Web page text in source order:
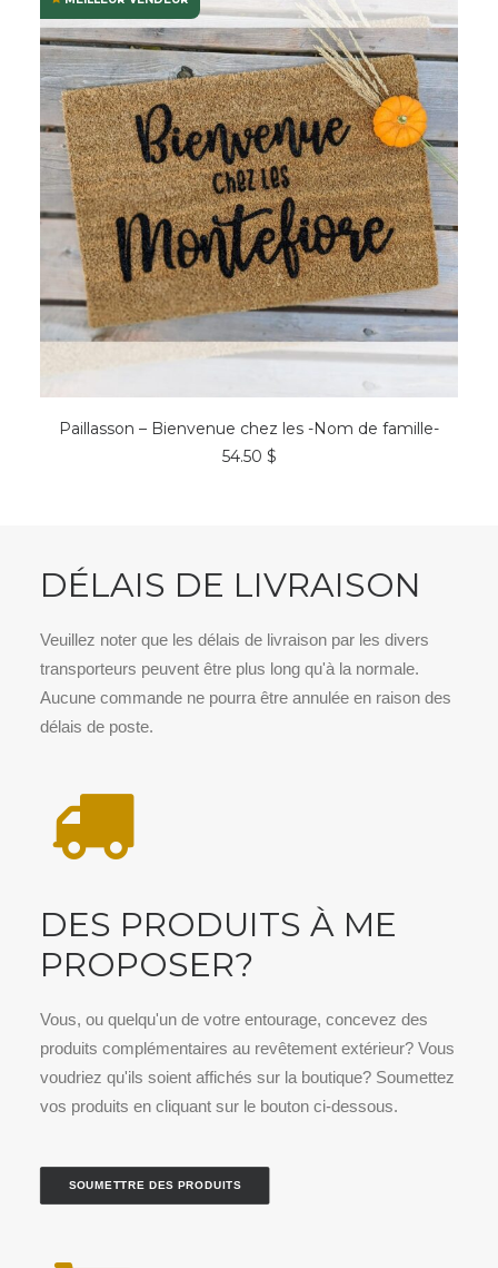
CHOIX DES OPTIONS
Paillasson – Bienvenue chez les -Nom de famille-
54.50 $
DÉLAIS DE LIVRAISON
Veuillez noter que les délais de livraison par les divers
transporteurs peuvent être plus long qu'à la normale.
Aucune commande ne pourra être annulée en raison des
délais de poste.
DES PRODUITS À ME
PROPOSER?
Vous, ou quelqu'un de votre entourage, concevez des
produits complémentaires au revêtement extérieur? Vous
voudriez qu'ils soient affichés sur la boutique? Soumettez
vos produits en cliquant sur le bouton ci-dessous.
SOUMETTRE DES PRODUITS